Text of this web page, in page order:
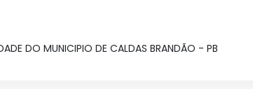
DO MUNICIPIO DE CALDAS BRANDÃO - PB